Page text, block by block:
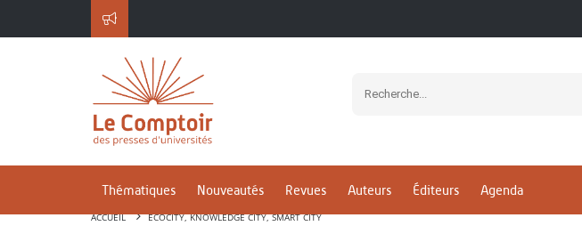
Thématiques Nouveautés Revues Auteurs Éditeurs Agenda
ACCUEIL ECOCITY, KNOWLEDGE CITY, SMART CITY